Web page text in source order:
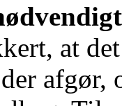
at
afgør,